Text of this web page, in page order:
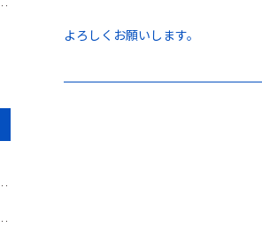
よろしくお願いします。